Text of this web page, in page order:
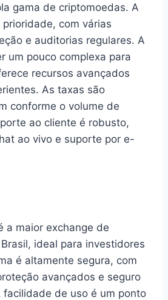
gama de criptomoedas. A
com várias
e auditorias regulares. A
um pouco complexa para
recursos avançados
As taxas são
conforme o volume de
ao cliente é robusto,
ao vivo e suporte por e-
a maior exchange de
ideal para investidores
é altamente segura, com
avançados e seguro
facilidade de uso é um ponto